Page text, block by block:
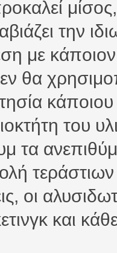
την
με
θα
του
τα
οι
και